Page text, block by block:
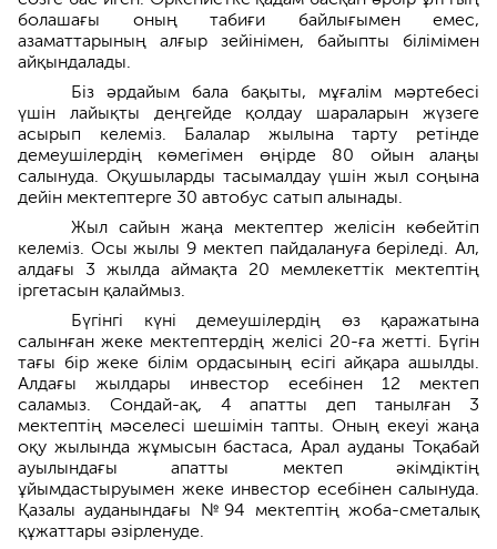
болашағы оның табиғи байлығымен емес,
азаматтарының алғыр зейінімен, байыпты білімімен
айқындалады.
Біз әрдайым бала бақыты, мұғалім мәртебесі
үшін лайықты деңгейде қолдау шараларын жүзеге
асырып келеміз. Балалар жылына тарту ретінде
демеушілердің көмегімен өңірде 80 ойын алаңы
салынуда. Оқушыларды тасымалдау үшін жыл соңына
дейін мектептерге 30 автобус сатып алынады.
Жыл сайын жаңа мектептер желісін көбейтіп
келеміз. Осы жылы 9 мектеп пайдалануға беріледі. Ал,
алдағы 3 жылда аймақта 20 мемлекеттік мектептің
іргетасын қалаймыз.
Бүгінгі күні демеушілердің өз қаражатына
салынған жеке мектептердің желісі 20-ға жетті. Бүгін
тағы бір жеке білім ордасының есігі айқара ашылды.
Алдағы жылдары инвестор есебінен 12 мектеп
саламыз. Сондай-ақ, 4 апатты деп танылған 3
мектептің мәселесі шешімін тапты. Оның екеуі жаңа
оқу жылында жұмысын бастаса, Арал ауданы Тоқабай
ауылындағы апатты мектеп әкімдіктің
ұйымдастыруымен жеке инвестор есебінен салынуда.
Қазалы ауданындағы №94 мектептің жоба-сметалық
құжаттары әзірленуде.